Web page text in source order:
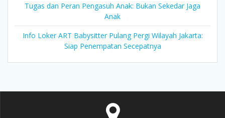
Tugas dan Peran Pengasuh Anak: Bukan Sekedar Jaga
Anak
Info Loker ART Babysitter Pulang Pergi Wilayah Jakarta:
Siap Penempatan Secepatnya